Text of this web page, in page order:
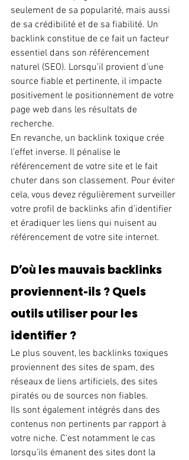
seulement de sa popularité, mais aussi
de sa crédibilité et de sa fiabilité. Un
backlink constitue de ce fait un facteur
essentiel dans son référencement
naturel (SEO). Lorsqu’il provient d’une
source fiable et pertinente, il impacte
positivement le positionnement de votre
page web dans les résultats de
recherche.
En revanche, un backlink toxique crée
l’effet inverse. Il pénalise le
référencement de votre site et le fait
chuter dans son classement. Pour éviter
cela, vous devez régulièrement surveiller
votre profil de backlinks afin d’identifier
et éradiquer les liens qui nuisent au
référencement de votre site internet.
D’où les mauvais backlinks
proviennent-ils ? Quels
outils utiliser pour les
identifier ?
Le plus souvent, les backlinks toxiques
proviennent des sites de spam, des
réseaux de liens artificiels, des sites
piratés ou de sources non fiables.
Ils sont également intégrés dans des
contenus non pertinents par rapport à
votre niche. C’est notamment le cas
lorsqu’ils émanent des sites dont la